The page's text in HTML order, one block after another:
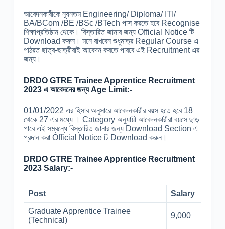
আবেদনকারীকে ন্যূনতম Engineering/ Diploma/ ITI/
BA/BCom /BE /BSc /BTech পাস করতে হবে Recognise
শিক্ষাপ্রতিষ্ঠান থেকে। বিস্তারিত জানার জন্য Official Notice টি
Download করুন। মনে রাখবেন শুধুমাত্র Regular Course এ
পাঠরত ছাত্র-ছাত্রীরাই আবেদন করতে পারবে এই Recruitment এর
জন্য।
DRDO GTRE Trainee Apprentice Recruitment
2023 এ আবেদনের জন্য Age Limit:-
01/01/2022 এর হিসাব অনুসারে আবেদনকারীর বয়স হতে হবে 18
থেকে 27 এর মধ্যে । Category অনুযায়ী আবেদনকারীরা বয়সে ছাড়
পাবে এই সম্বন্ধে বিস্তারিত জানার জন্য Download Section এ
প্রদান করা Official Notice টি Download করুন।
DRDO GTRE Trainee Apprentice Recruitment
2023 Salary:-
Post Salary
Graduate Apprentice Trainee
(Technical)
9,000